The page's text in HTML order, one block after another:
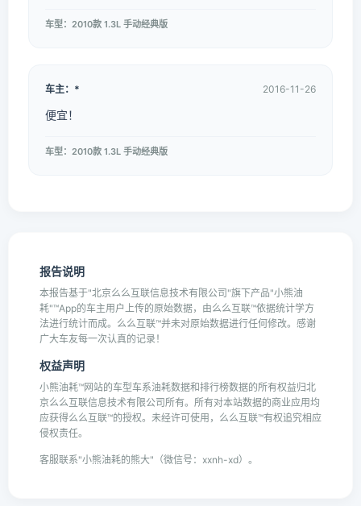
车型：2010款 1.3L 手动经典版
车主：* 2016-11-26
便宜！
车型：2010款 1.3L 手动经典版
报告说明
本报告基于"北京么么互联信息技术有限公司"旗下产品"小熊油
耗"™App的车主用户上传的原始数据，由么么互联™依据统计学方
法进行统计而成。么么互联™并未对原始数据进行任何修改。感谢
广大车友每一次认真的记录！
权益声明
小熊油耗™网站的车型车系油耗数据和排行榜数据的所有权益归北
京么么互联信息技术有限公司所有。所有对本站数据的商业应用均
应获得么么互联™的授权。未经许可使用，么么互联™有权追究相应
侵权责任。
客服联系"小熊油耗的熊大"（微信号：xxnh-xd）。